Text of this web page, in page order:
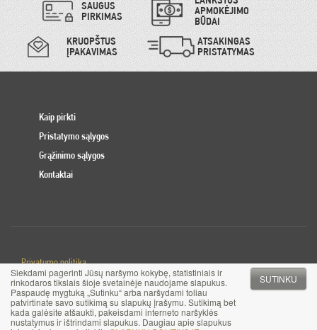
Siekdami pagerinti Jūsų naršymo kokybę, statistiniais ir
rinkodaros tikslais šioje svetainėje naudojame slapukus.
Paspaudę mygtuką „Sutinku“ arba naršydami toliau
patvirtinate savo sutikimą su slapukų įrašymu. Sutikimą bet
kada galėsite atšaukti, pakeisdami interneto naršyklės
nustatymus ir ištrindami slapukus. Daugiau apie slapukus
SUTINKU
SAUGUS
PIRKIMAS
APMOKĖJIMO
BŪDAI
KRUOPŠTUS
ĮPAKAVIMAS
ATSAKINGAS
PRISTATYMAS
Kaip pirkti
Pristatymo sąlygos
Grąžinimo sąlygos
Kontaktai
Privatumo politika
Slapuku politika
© 2017 MB Pinigai.lt. Visos teisės saugomos